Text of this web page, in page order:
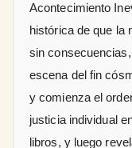
Acontecimiento
histórica de que la
sin
escena del fin
y comienza el
justicia individual
libros, y luego